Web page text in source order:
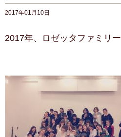
2017年01月10日
2017年、ロゼッタファミリー